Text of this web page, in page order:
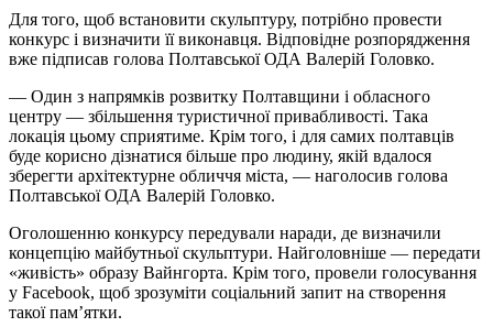
Для того, щоб встановити скульптуру, потрібно провести
конкурс і визначити її виконавця. Відповідне розпорядження
вже підписав голова Полтавської ОДА Валерій Головко.
— Один з напрямків розвитку Полтавщини і обласного
центру — збільшення туристичної привабливості. Така
локація цьому сприятиме. Крім того, і для самих полтавців
буде корисно дізнатися більше про людину, якій вдалося
зберегти архітектурне обличчя міста, — наголосив голова
Полтавської ОДА Валерій Головко.
Оголошенню конкурсу передували наради, де визначили
концепцію майбутньої скульптури. Найголовніше — передати
«живість» образу Вайнгорта. Крім того, провели голосування
у Facebook, щоб зрозуміти соціальний запит на створення
такої пам’ятки.